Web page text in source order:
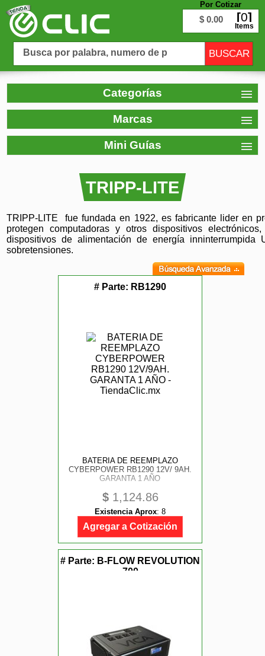
Por Cotizar
$ 0.00 0
Items
Categorías
Marcas
Mini Guías
TRIPP-LITE
TRIPP-LITE fue fundada en 1922, es fabricante lider en
protegen computadoras y otros dispositivos
dispositivos de alimentación de energía inninterrumpida
sobretensiones.
# Parte: RB1290
BATERIA DE REEMPLAZO
CYBERPOWER RB1290 12V/ 9AH.
GARANTA 1 AÑO
$1,124.86
Existencia Aprox: 8
Agregar a Cotización
# Parte: B-FLOW REVOLUTION
700